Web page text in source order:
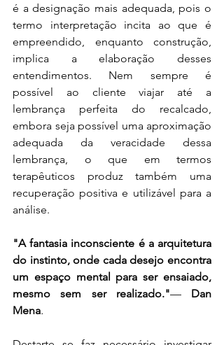
é a designação mais adequada, pois o
termo interpretação incita ao que é
empreendido, enquanto construção,
implica a elaboração desses
entendimentos. Nem sempre é
possível ao cliente viajar até a
lembrança perfeita do recalcado,
embora seja possível uma aproximação
adequada da veracidade dessa
lembrança, o que em termos
terapêuticos produz também uma
recuperação positiva e utilizável para a
análise.
"A fantasia inconsciente é a arquitetura
do instinto, onde cada desejo encontra
um espaço mental para ser ensaiado,
mesmo sem ser realizado."— Dan
Mena.